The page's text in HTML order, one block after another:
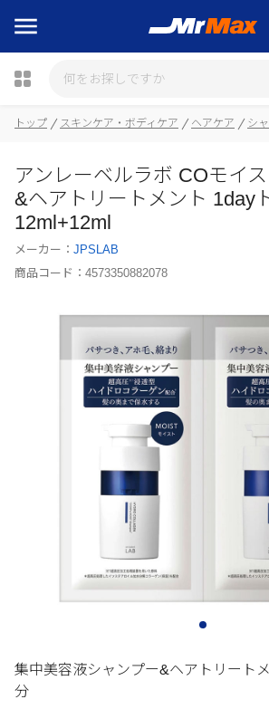
トップ スキンケア・ボディケア ヘアケア シ
アンレーベルラボ COモイ
&ヘアトリートメント 1day
12ml+12ml
メーカー： JPSLAB
商品コード： 4573350882078
集中美容液シャンプー&ヘアトリート
分